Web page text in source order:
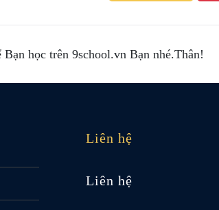
học trên 9school.vn Bạn nhé.Thân!
Liên hệ
Liên hệ